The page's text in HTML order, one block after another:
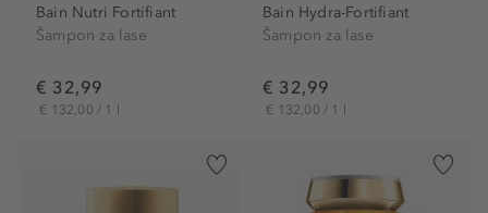
Bain Nutri Fortifiant
Šampon za lase
€ 32,99
€ 132,00 / 1 l
Bain Hydra-Fortifiant
Šampon za lase
€ 32,99
€ 132,00 / 1 l